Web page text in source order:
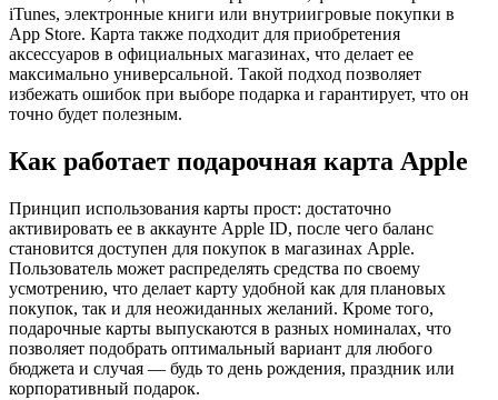
iTunes, электронные книги или внутриигровые покупки в
App Store. Карта также подходит для приобретения
аксессуаров в официальных магазинах, что делает ее
максимально универсальной. Такой подход позволяет
избежать ошибок при выборе подарка и гарантирует, что он
точно будет полезным.
Как работает подарочная карта Apple
Принцип использования карты прост: достаточно
активировать ее в аккаунте Apple ID, после чего баланс
становится доступен для покупок в магазинах Apple.
Пользователь может распределять средства по своему
усмотрению, что делает карту удобной как для плановых
покупок, так и для неожиданных желаний. Кроме того,
подарочные карты выпускаются в разных номиналах, что
позволяет подобрать оптимальный вариант для любого
бюджета и случая — будь то день рождения, праздник или
корпоративный подарок.